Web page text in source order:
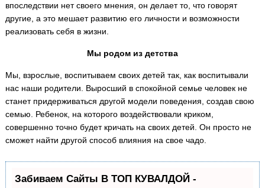
впоследствии нет своего мнения, он делает то, что говорят
другие, а это мешает развитию его личности и возможности
реализовать себя в жизни.
Мы родом из детства
Мы, взрослые, воспитываем своих детей так, как воспитывали
нас наши родители. Выросший в спокойной семье человек не
станет придерживаться другой модели поведения, создав свою
семью. Ребенок, на которого воздействовали криком,
совершенно точно будет кричать на своих детей. Он просто не
сможет найти другой способ влияния на свое чадо.
Забиваем Сайты В ТОП КУВАЛДОЙ -